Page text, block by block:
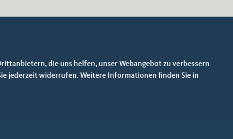
die uns helfen, unser Webangebot zu verbessern
jederzeit widerrufen. Weitere Informationen finden Sie in